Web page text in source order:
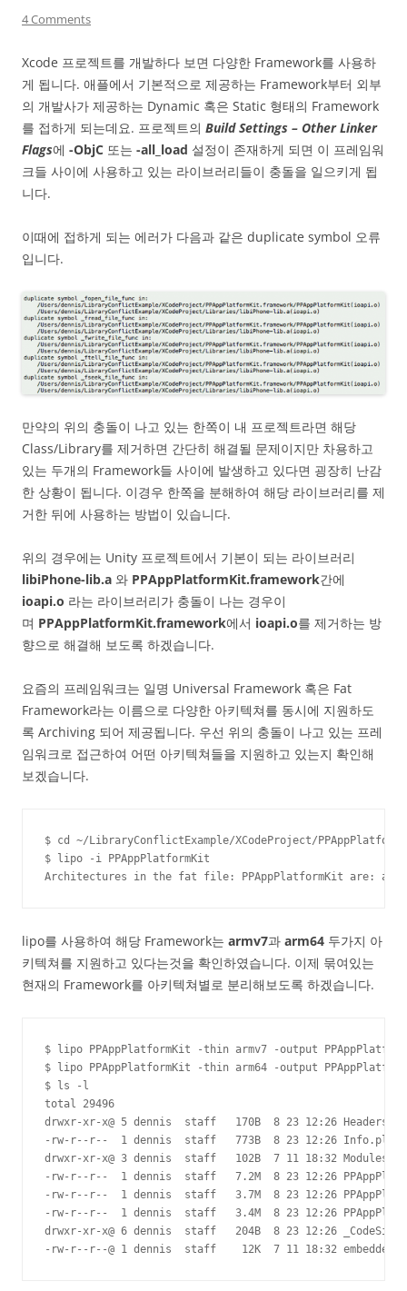
4 Comments
Xcode 프로젝트를 개발하다 보면 다양한 Framework를 사용하
게 됩니다. 애플에서 기본적으로 제공하는 Framework부터 외부
의 개발사가 제공하는 Dynamic 혹은 Static 형태의 Framework
를 접하게 되는데요. 프로젝트의 Build Settings – Other Linker
Flags에 -ObjC 또는 -all_load 설정이 존재하게 되면 이 프레임워
크들 사이에 사용하고 있는 라이브러리들이 충돌을 일으키게 됩
니다.
이때에 접하게 되는 에러가 다음과 같은 duplicate symbol 오류
입니다.
만약의 위의 충돌이 나고 있는 한쪽이 내 프로젝트라면 해당
Class/Library를 제거하면 간단히 해결될 문제이지만 차용하고
있는 두개의 Framework들 사이에 발생하고 있다면 굉장히 난감
한 상황이 됩니다. 이경우 한쪽을 분해하여 해당 라이브러리를 제
거한 뒤에 사용하는 방법이 있습니다.
위의 경우에는 Unity 프로젝트에서 기본이 되는 라이브러리
libiPhone-lib.a 와 PPAppPlatformKit.framework간에
ioapi.o 라는 라이브러리가 충돌이 나는 경우이
며 PPAppPlatformKit.framework에서 ioapi.o를 제거하는 방
향으로 해결해 보도록 하겠습니다.
요즘의 프레임워크는 일명 Universal Framework 혹은 Fat
Framework라는 이름으로 다양한 아키텍쳐를 동시에 지원하도
록 Archiving 되어 제공됩니다. 우선 위의 충돌이 나고 있는 프레
임워크로 접근하여 어떤 아키텍쳐들을 지원하고 있는지 확인해
보겠습니다.
$ cd ~/LibraryConflictExample/XCodeProject/
$ lipo -i PPAppPlatformKit
Architectures in the fat file: PPAppPlatformKit are:
lipo를 사용하여 해당 Framework는 armv7과 arm64 두가지 아
키텍쳐를 지원하고 있다는것을 확인하였습니다. 이제 묶여있는
현재의 Framework를 아키텍쳐별로 분리해보도록 하겠습니다.
$ lipo PPAppPlatformKit -thin armv7 -output
$ lipo PPAppPlatformKit -thin arm64 -output
$ ls -l
total 29496
drwxr-xr-x@ 5 dennis  staff   170B  8 23 12:26 Headers/
-rw-r--r--  1 dennis  staff   773B  8 23 12:26 Info.plist
drwxr-xr-x@ 3 dennis  staff   102B  7 11 18:32 Modules/
-rw-r--r--  1 dennis  staff   7.2M  8 23 12:26
-rw-r--r--  1 dennis  staff   3.7M  8 23 12:26
-rw-r--r--  1 dennis  staff   3.4M  8 23 12:26
drwxr-xr-x@ 6 dennis  staff   204B  8 23 12:26
-rw-r--r--@ 1 dennis  staff    12K  7 11 18:32